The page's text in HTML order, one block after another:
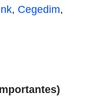
, Cegedim,